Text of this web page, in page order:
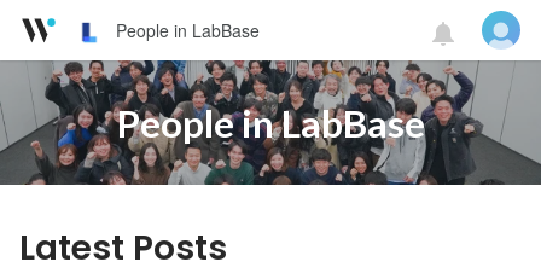
People in LabBase
People in LabBase
Latest Posts